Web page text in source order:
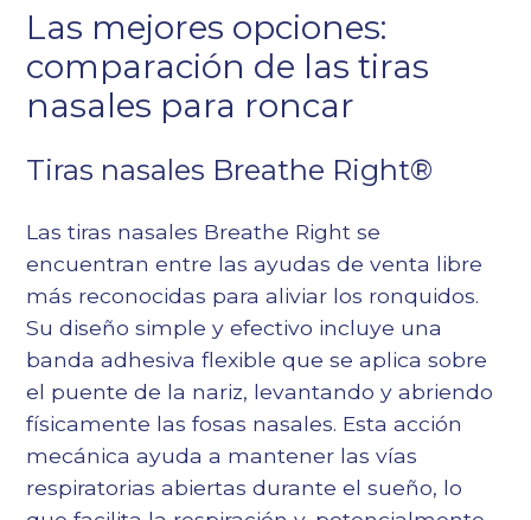
Las mejores opciones:
comparación de las tiras
nasales para roncar
Tiras nasales Breathe Right®
Las tiras nasales Breathe Right se
encuentran entre las ayudas de venta libre
más reconocidas para aliviar los ronquidos.
Su diseño simple y efectivo incluye una
banda adhesiva flexible que se aplica sobre
el puente de la nariz, levantando y abriendo
físicamente las fosas nasales. Esta acción
mecánica ayuda a mantener las vías
respiratorias abiertas durante el sueño, lo